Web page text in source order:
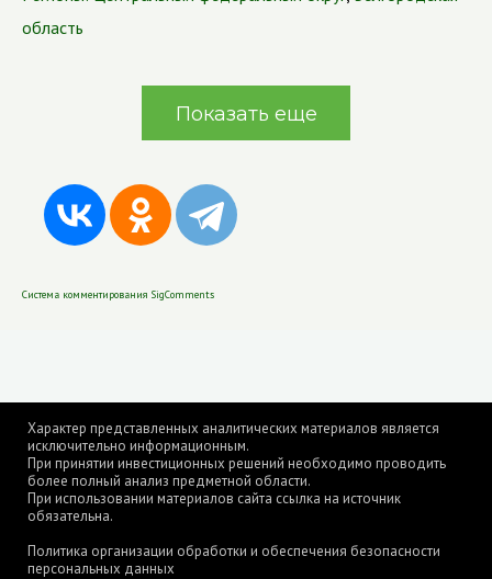
область
Показать еще
Система комментирования SigComments
Характер представленных аналитических материалов является
исключительно информационным.
При принятии инвестиционных решений необходимо проводить
более полный анализ предметной области.
При использовании материалов сайта ссылка на источник
обязательна.
Политика организации обработки и обеспечения безопасности
персональных данных